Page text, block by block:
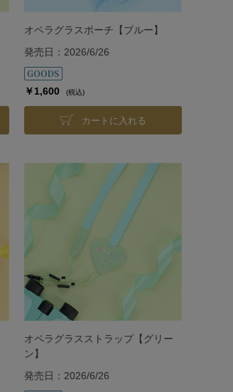
オペラグラスポーチ【ブルー】
発売日：2026/6/26
￥1,600 (税込)
カートに入れる
オペラグラスストラップ【グリー
ン】
発売日：2026/6/26